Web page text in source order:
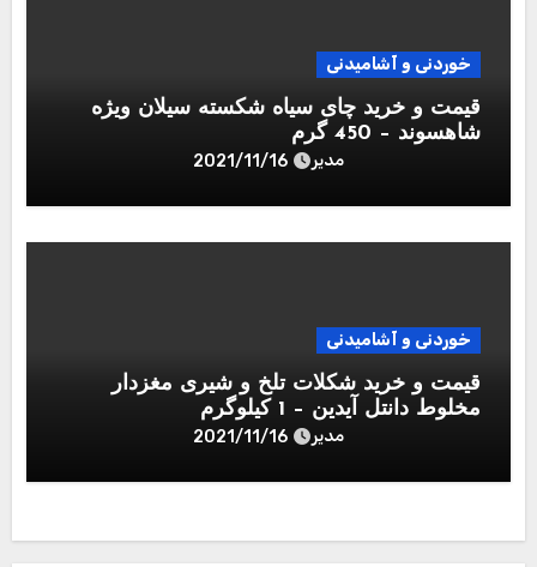
خوردنی و آشامیدنی
قیمت و خرید چای سیاه شکسته سیلان ویژه
شاهسوند – 450 گرم
مدیر 2021/11/16
خوردنی و آشامیدنی
قیمت و خرید شکلات تلخ و شیری مغزدار
مخلوط دانتل آیدین – 1 کیلوگرم
مدیر 2021/11/16